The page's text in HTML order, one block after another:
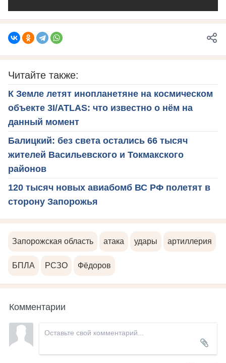
Читайте также:
К Земле летят инопланетяне на космическом
объекте 3I/ATLAS: что известно о нём на
данный момент
Балицкий: без света остались 66 тысяч
жителей Васильевского и Токмакского
районов
120 тысяч новых авиабомб ВС РФ полетят в
сторону Запорожья
Запорожская область атака удары артиллерия
БПЛА РСЗО Фёдоров
Комментарии